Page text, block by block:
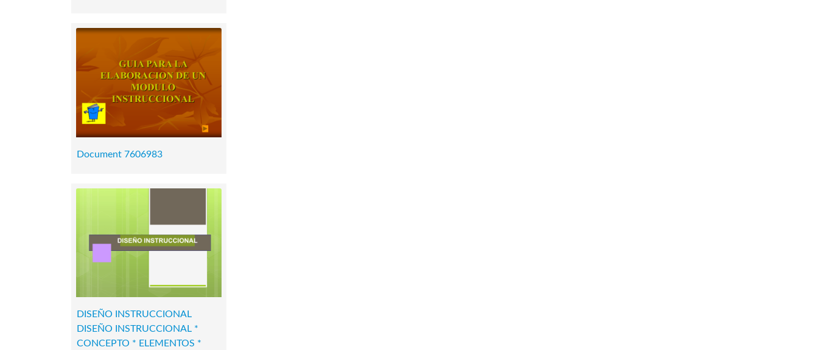
Document 7606983
DISEÑO INSTRUCCIONAL
DISEÑO INSTRUCCIONAL *
CONCEPTO * ELEMENTOS *